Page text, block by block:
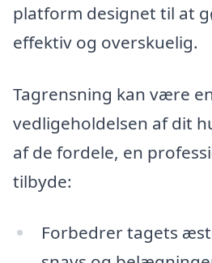
platform designet til at
effektiv og overskuelig.
Tagrensning kan være
vedligeholdelsen af dit
af de fordele, en
tilbyde:
Forbedrer tagets